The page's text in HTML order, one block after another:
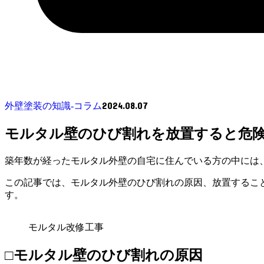
外壁塗装の知識‐コラム2024.08.07
モルタル壁のひび割れを放置すると危
築年数が経ったモルタル外壁の自宅に住んでいる方の中に
この記事では、モルタル外壁のひび割れの原因、放置する
す。
モルタル改修工事
□モルタル壁のひび割れの原因